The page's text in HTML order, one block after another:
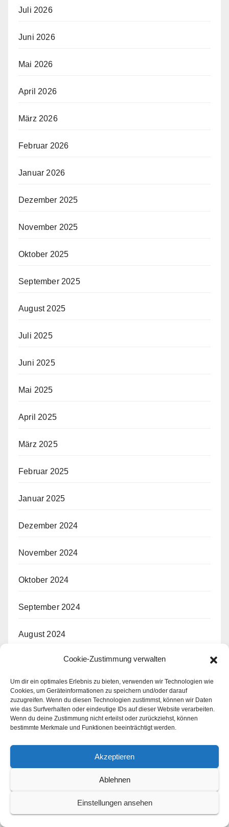
Cookie-Zustimmung verwalten
Um dir ein optimales Erlebnis zu bieten, verwenden wir Technologien wie
Cookies, um Geräteinformationen zu speichern und/oder darauf
zuzugreifen. Wenn du diesen Technologien zustimmst, können wir Daten
wie das Surfverhalten oder eindeutige IDs auf dieser Website verarbeiten.
Wenn du deine Zustimmung nicht erteilst oder zurückziehst, können
bestimmte Merkmale und Funktionen beeinträchtigt werden.
Akzeptieren
Ablehnen
Einstellungen ansehen
Juli 2026
Juni 2026
Mai 2026
April 2026
März 2026
Februar 2026
Januar 2026
Dezember 2025
November 2025
Oktober 2025
September 2025
August 2025
Juli 2025
Juni 2025
Mai 2025
April 2025
März 2025
Februar 2025
Januar 2025
Dezember 2024
November 2024
Oktober 2024
September 2024
August 2024
Juni 2024
Mai 2024
März 2024